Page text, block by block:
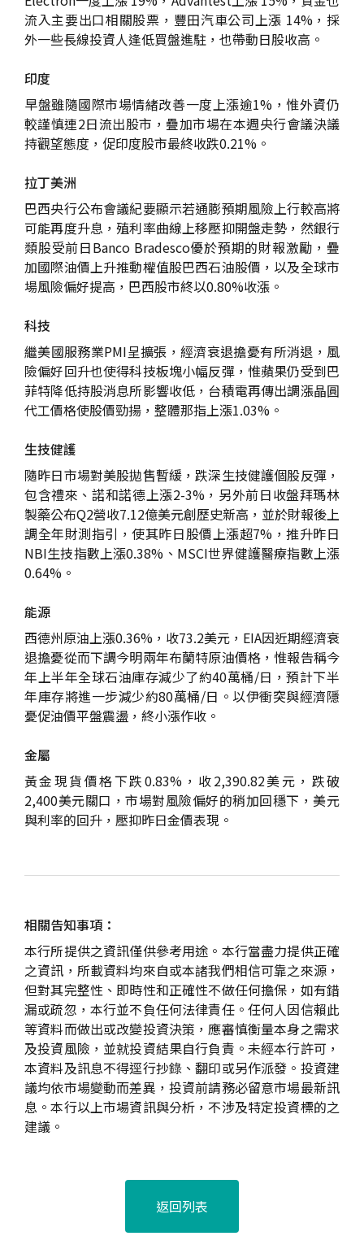
流入主要出口相關股票，豐田汽車公司上漲 14%，採
外一些長線投資人逢低買盤進駐，也帶動日股收高。
印度
早盤雖隨國際市場情緒改善一度上漲逾1%，惟外資仍
較謹慎連2日流出股市，疊加市場在本週央行會議決議
持觀望態度，促印度股市最終收跌0.21%。
拉丁美洲
巴西央行公布會議紀要顯示若通膨預期風險上行較高將
可能再度升息，殖利率曲線上移壓抑開盤走勢，然銀行
類股受前日Banco Bradesco優於預期的財報激勵，疊
加國際油價上升推動權值股巴西石油股價，以及全球市
場風險偏好提高，巴西股市終以0.80%收漲。
科技
繼美國服務業PMI呈擴張，經濟衰退擔憂有所消退，風
險偏好回升也使得科技板塊小幅反彈，惟蘋果仍受到巴
菲特降低持股消息所影響收低，台積電再傳出調漲晶圓
代工價格使股價勁揚，整體那指上漲1.03%。
生技健護
隨昨日市場對美股拋售暫緩，跌深生技健護個股反彈，
包含禮來、諾和諾德上漲2-3%，另外前日收盤拜瑪林
製藥公布Q2營收7.12億美元創歷史新高，並於財報後上
調全年財測指引，使其昨日股價上漲超7%，推升昨日
NBI生技指數上漲0.38%、MSCI世界健護醫療指數上漲
0.64%。
能源
西德州原油上漲0.36%，收73.2美元，EIA因近期經濟衰
退擔憂從而下調今明兩年布蘭特原油價格，惟報告稱今
年上半年全球石油庫存減少了約40萬桶/日，預計下半
年庫存將進一步減少約80萬桶/日。以伊衝突與經濟隱
憂促油價平盤震盪，終小漲作收。
金屬
黃金現貨價格下跌0.83%，收2,390.82美元，跌破
2,400美元關口，市場對風險偏好的稍加回穩下，美元
與利率的回升，壓抑昨日金價表現。
相關告知事項：
本行所提供之資訊僅供參考用途。本行當盡力提供正確
之資訊，所載資料均來自或本諸我們相信可靠之來源，
但對其完整性、即時性和正確性不做任何擔保，如有錯
漏或疏忽，本行並不負任何法律責任。任何人因信賴此
等資料而做出或改變投資決策，應審慎衡量本身之需求
及投資風險，並就投資結果自行負責。未經本行許可，
本資料及訊息不得逕行抄錄、翻印或另作派發。投資建
議均依市場變動而差異，投資前請務必留意市場最新訊
息。本行以上市場資訊與分析，不涉及特定投資標的之
建議。
返回列表